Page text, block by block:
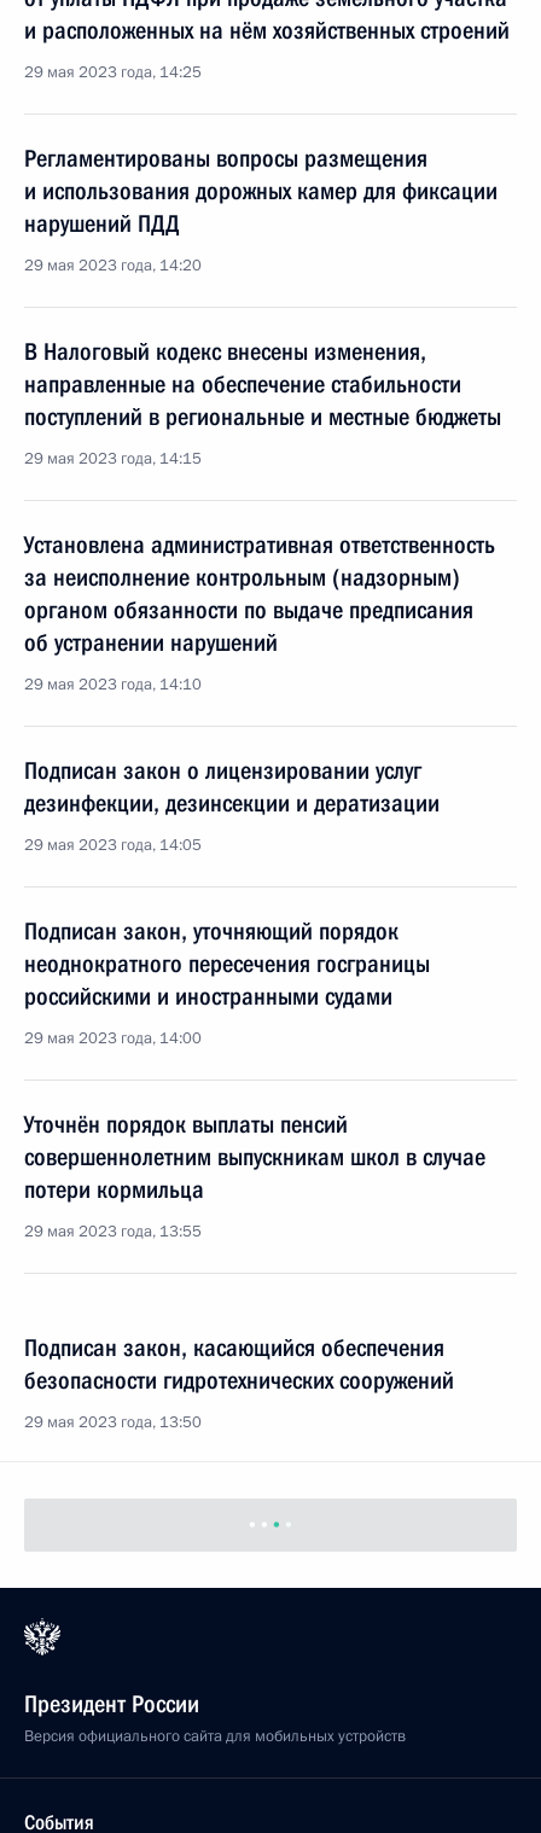
и расположенных на нём хозяйственных строений
29 мая 2023 года, 14:25
Регламентированы вопросы размещения
и использования дорожных камер для фиксации
нарушений ПДД
29 мая 2023 года, 14:20
В Налоговый кодекс внесены изменения,
направленные на обеспечение стабильности
поступлений в региональные и местные бюджеты
29 мая 2023 года, 14:15
Установлена административная ответственность
за неисполнение контрольным (надзорным)
органом обязанности по выдаче предписания
об устранении нарушений
29 мая 2023 года, 14:10
Подписан закон о лицензировании услуг
дезинфекции, дезинсекции и дератизации
29 мая 2023 года, 14:05
Подписан закон, уточняющий порядок
неоднократного пересечения госграницы
российскими и иностранными судами
29 мая 2023 года, 14:00
Уточнён порядок выплаты пенсий
совершеннолетним выпускникам школ в случае
потери кормильца
29 мая 2023 года, 13:55
Подписан закон, касающийся обеспечения
безопасности гидротехнических сооружений
29 мая 2023 года, 13:50
Президент России
Версия официального сайта для мобильных устройств
События